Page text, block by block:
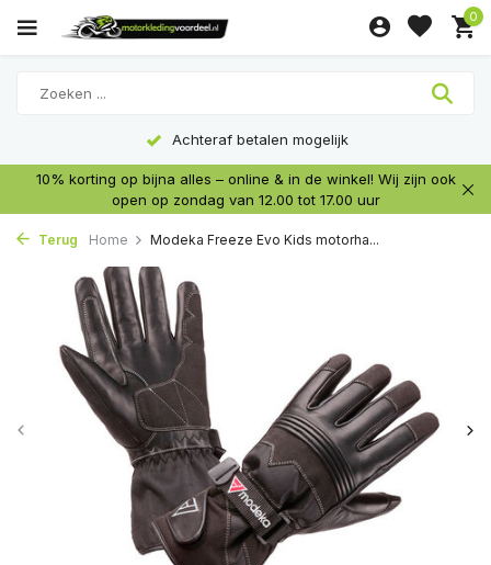
0
Achteraf betalen mogelijk
10% korting op bijna alles – online & in de winkel! Wij zijn ook
open op zondag van 12.00 tot 17.00 uur
Terug Home Modeka Freeze Evo Kids motorha...